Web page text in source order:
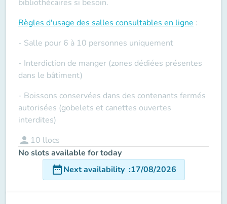
bibliothécaires si besoin.
Règles d'usage des salles consultables en ligne :
- Salle pour 6 à 10 personnes uniquement
- Interdiction de manger (zones dédiées présentes
dans le bâtiment)
- Boissons conservées dans des contenants fermés
autorisées (gobelets et canettes ouvertes
interdites)
person 10 llocs
No slots available for today
date_rangeNext availability :17/08/2026